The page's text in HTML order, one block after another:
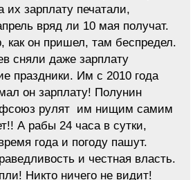
их зарплату печатали,
вряд ли 10 мая получат.
как он пришел, там беспредел.
сняли даже зарплату
праздники. Им с 2010 года
он зарплату! Полунин
рулят им нищим самим
А рабы 24 часа в сутки,
года и погоду пашут.
и честная власть.
Никто ничего не видит!